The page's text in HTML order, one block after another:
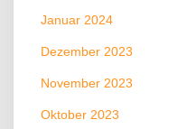
Januar 2024
Dezember 2023
November 2023
Oktober 2023